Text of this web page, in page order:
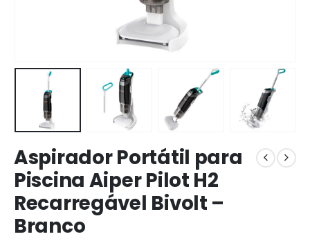
Aspirador Portátil para
Piscina Aiper Pilot H2
Recarregável Bivolt –
Branco